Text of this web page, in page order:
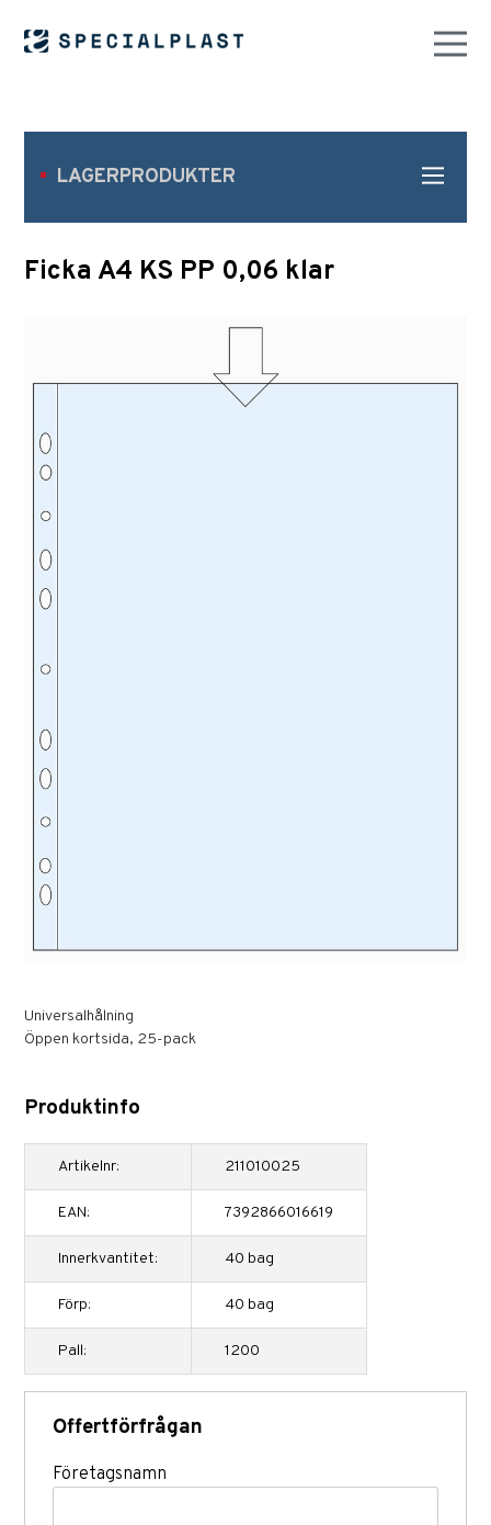
LAGERPRODUKTER
Ficka A4 KS PP 0,06 klar
Universalhålning
Öppen kortsida, 25-pack
Produktinfo
Artikelnr: 211010025
EAN: 7392866016619
Innerkvantitet: 40 bag
Förp: 40 bag
Pall: 1200
Offertförfrågan
Företagsnamn